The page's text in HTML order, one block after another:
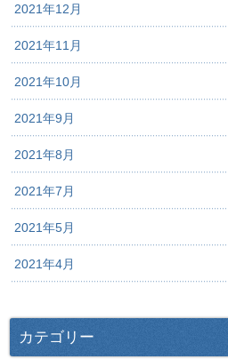
2021年12月
2021年11月
2021年10月
2021年9月
2021年8月
2021年7月
2021年5月
2021年4月
カテゴリー